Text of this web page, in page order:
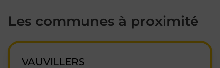
Les communes à proximité
VAUVILLERS